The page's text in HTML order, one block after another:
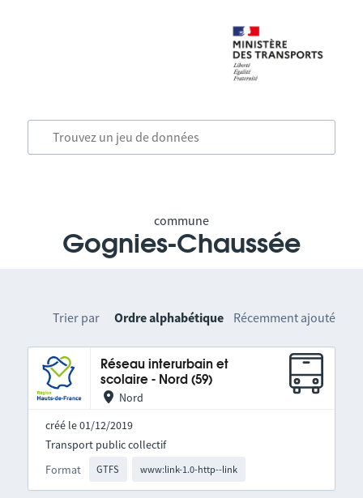
commune
Gognies-Chaussée
Trier par Ordre alphabétique Récemment ajouté
Réseau interurbain et
scolaire - Nord (59)
Nord
créé le 01/12/2019
Format GTFS www:link-1.0-http--link
Transport public collectif